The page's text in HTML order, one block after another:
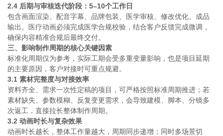
2.4 后期与审核迭代阶段：5–10个工作日
包含画面渲染、配音字幕、品牌包装、医学审核、修改优化、成品
输出。医疗动画必须完成医学合规校验，结合客户反馈完成微调，
确保内容精准合规后最终交付。
三、影响制作周期的核心关键因素
标准化周期仅为参考，实际工期会受多重变量影响，也是项目延期
的主要原因，客户对接时可重点规避。
3.1 素材完整度与对接效率
资料齐全、需求一次性定稿的项目，可严格按照标准周期推进；若
素材缺失、参数模糊、反复变更需求，会导致建模、脚本、分镜多
次返工，直接拉长整体制作周期。
3.2 动画时长与复杂效果
动画时长越长，整体工作量越大，周期同步递增；同时多场景切